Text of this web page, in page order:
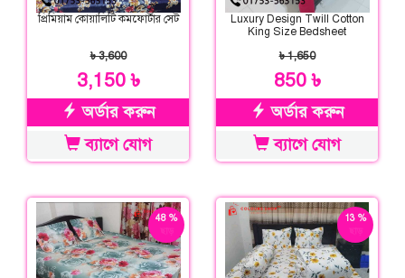
প্রিমিয়াম কোয়ালিটি কমফোর্টার সেট
৳ 3,600
3,150 ৳
অর্ডার করুন
ব্যাগে যোগ
Luxury Design Twill Cotton
King Size Bedsheet
৳ 1,650
850 ৳
অর্ডার করুন
ব্যাগে যোগ
48 %
13 %